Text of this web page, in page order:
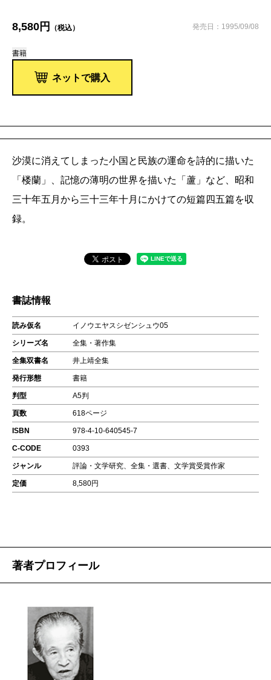
8,580円 （税込） 発売日：1995/09/08
書籍
ネットで購入
沙漠に消えてしまった小国と民族の運命を詩的に描いた
「楼蘭」、記憶の薄明の世界を描いた「蘆」など、昭和
三十年五月から三十三年十月にかけての短篇四五篇を収
録。
書誌情報
読み仮名 イノウエヤスシゼンシュウ05
シリーズ名 全集・著作集
全集双書名 井上靖全集
発行形態 書籍
判型 A5判
頁数 618ページ
ISBN 978-4-10-640545-7
C-CODE 0393
ジャンル 評論・文学研究、全集・選書、文学賞受賞作家
定価 8,580円
著者プロフィール